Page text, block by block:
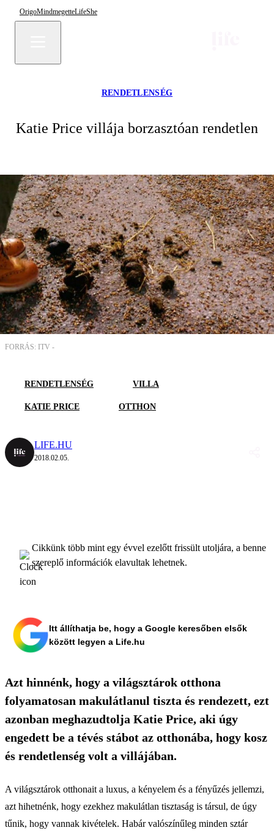
OrigoMindmegetteLifeShe
RENDETLENSÉG
Katie Price villája borzasztóan rendetlen
FORRÁS: ITV -
RENDETLENSÉG VILLA
KATIE PRICE OTTHON
LIFE.HU
2018.02.05.
Cikkünk több mint egy évvel ezelőtt frissült utoljára, a benne
szereplő információk elavultak lehetnek.
Itt állíthatja be, hogy a Google keresőben elsők
között legyen a Life.hu
Azt hinnénk, hogy a világsztárok otthona
folyamatosan makulátlanul tiszta és rendezett, ezt
azonban meghazudtolja Katie Price, aki úgy
engedett be a tévés stábot az otthonába, hogy kosz
és rendetlenség volt a villájában.
A világsztárok otthonait a luxus, a kényelem és a fényűzés jellemzi,
azt hihetnénk, hogy ezekhez makulátlan tisztaság is társul, de úgy
tűnik, hogy vannak kivételek. Habár valószínűleg minden sztár